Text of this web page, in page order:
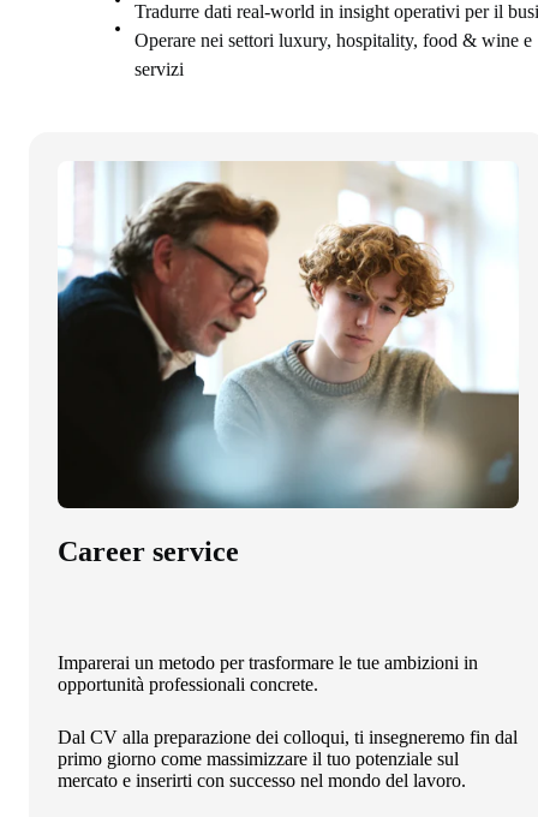
Tradurre dati real-world in insight operativi per il
Operare nei settori luxury, hospitality, food & wine e
servizi
Career service
Imparerai un metodo per trasformare le tue ambizioni in
opportunità professionali concrete.
Dal CV alla preparazione dei colloqui, ti insegneremo fin dal
primo giorno come massimizzare il tuo potenziale sul
mercato e inserirti con successo nel mondo del lavoro.